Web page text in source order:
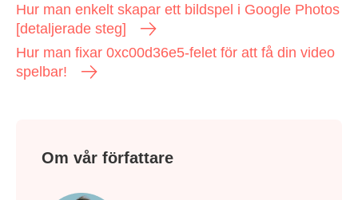
Hur man enkelt skapar ett bildspel i Google Photos
[detaljerade steg]
Hur man fixar 0xc00d36e5-felet för att få din video
spelbar!
Om vår författare